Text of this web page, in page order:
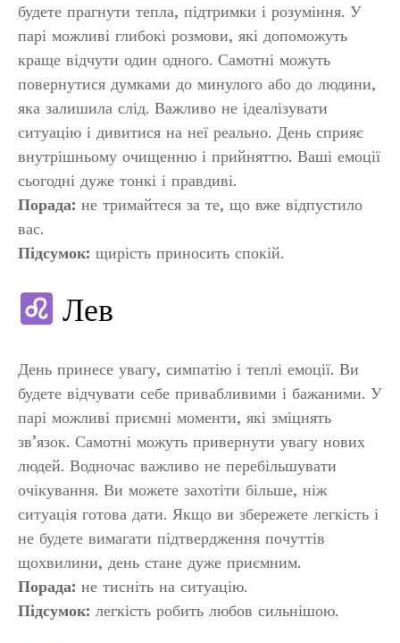
будете прагнути тепла, підтримки і розуміння. У
парі можливі глибокі розмови, які допоможуть
краще відчути один одного. Самотні можуть
повернутися думками до минулого або до людини,
яка залишила слід. Важливо не ідеалізувати
ситуацію і дивитися на неї реально. День сприяє
внутрішньому очищенню і прийняттю. Ваші емоції
сьогодні дуже тонкі і правдиві.
Порада: не тримайтеся за те, що вже відпустило
вас.
Підсумок: щирість приносить спокій.
Лев
День принесе увагу, симпатію і теплі емоції. Ви
будете відчувати себе привабливими і бажаними. У
парі можливі приємні моменти, які зміцнять
зв’язок. Самотні можуть привернути увагу нових
людей. Водночас важливо не перебільшувати
очікування. Ви можете захотіти більше, ніж
ситуація готова дати. Якщо ви збережете легкість і
не будете вимагати підтвердження почуттів
щохвилини, день стане дуже приємним.
Порада: не тисніть на ситуацію.
Підсумок: легкість робить любов сильнішою.